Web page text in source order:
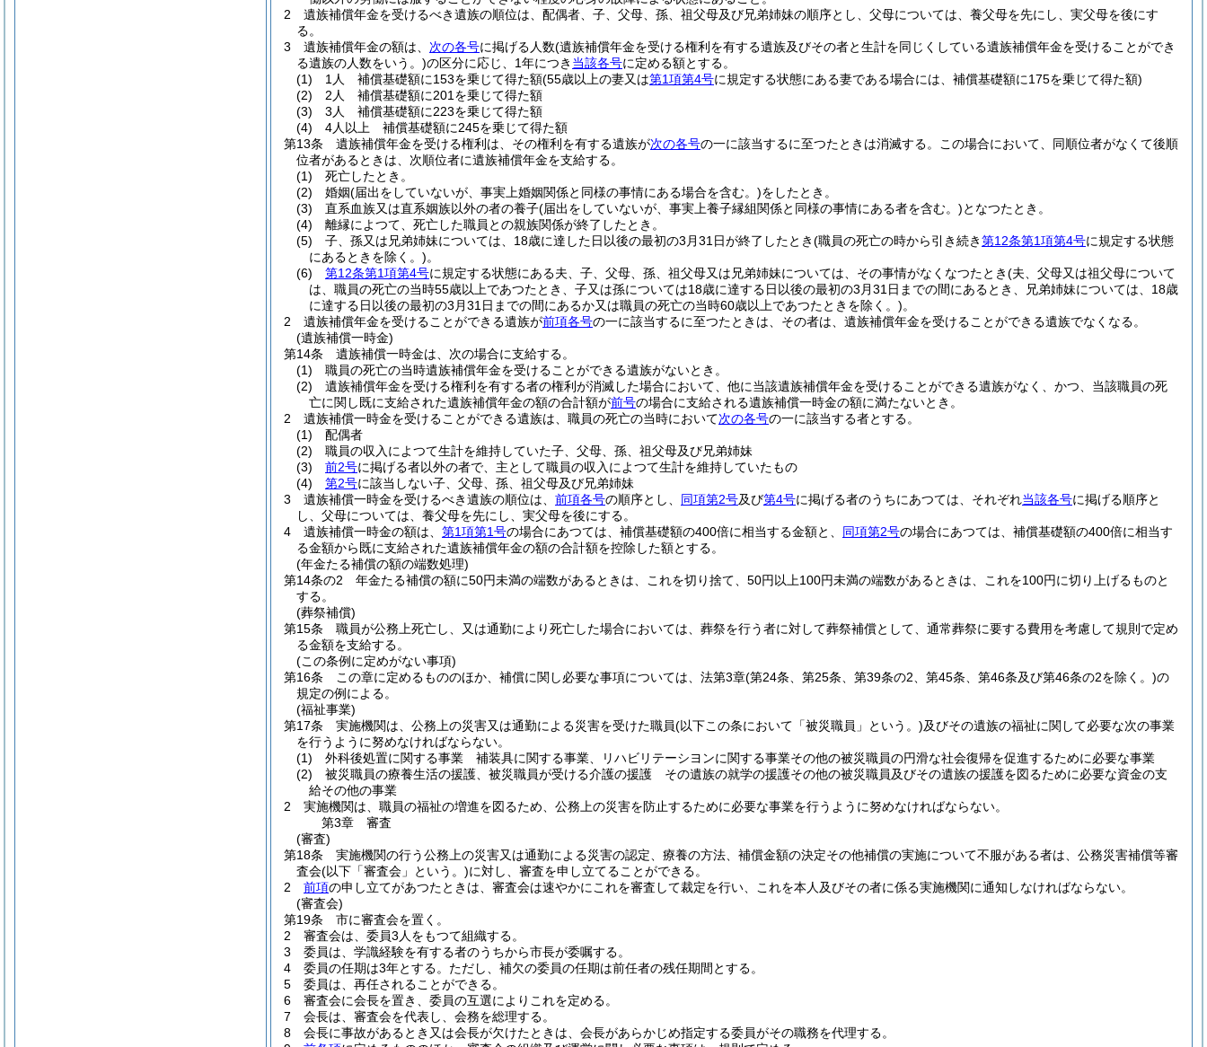
2
遺族補償年金を受けるべき遺族の順位は、配偶者、子、父母、孫、祖父母及び兄弟姉妹の順序とし、父母については、養父母を先にし、実父母を後にす
る。
3
遺族補償年金の額は、 次の各号に掲げる人数(遺族補償年金を受ける権利を有する遺族及びその者と生計を同じくしている遺族補償年金を受けることができ
る遺族の人数をいう。)の区分に応じ、1年につき 当該各号に定める額とする。
(1)
1人 補償基礎額に153を乗じて得た額(55歳以上の妻又は第1項第4号に規定する状態にある妻である場合には、補償基礎額に175を乗じて得た額)
(2)
2人 補償基礎額に201を乗じて得た額
(3)
3人 補償基礎額に223を乗じて得た額
(4)
4人以上 補償基礎額に245を乗じて得た額
第13条
遺族補償年金を受ける権利は、その権利を有する遺族が次の各号の一に該当するに至つたときは消滅する。
この場合において、同順位者がなくて後順
位者があるときは、次順位者に遺族補償年金を支給する。
(1)
死亡したとき。
(2)
婚姻(届出をしていないが、事実上婚姻関係と同様の事情にある場合を含む。)をしたとき。
(3)
直系血族又は直系姻族以外の者の養子(届出をしていないが、事実上養子縁組関係と同様の事情にある者を含む。)となつたとき。
(4)
離縁によつて、死亡した職員との親族関係が終了したとき。
(5)
子、孫又は兄弟姉妹については、18歳に達した日以後の最初の3月31日が終了したとき(職員の死亡の時から引き続き第12条第1項第4号に規定する状態
にあるときを除く。)。
(6)
第12条第1項第4号に規定する状態にある夫、子、父母、孫、祖父母又は兄弟姉妹については、その事情がなくなつたとき(夫、父母又は祖父母について
は、職員の死亡の当時55歳以上であつたとき、子又は孫については18歳に達する日以後の最初の3月31日までの間にあるとき、兄弟姉妹については、18歳
に達する日以後の最初の3月31日までの間にあるか又は職員の死亡の当時60歳以上であつたときを除く。)。
2
遺族補償年金を受けることができる遺族が前項各号の一に該当するに至つたときは、その者は、遺族補償年金を受けることができる遺族でなくなる。
(遺族補償一時金)
第14条
遺族補償一時金は、次の場合に支給する。
(1)
職員の死亡の当時遺族補償年金を受けることができる遺族がないとき。
(2)
遺族補償年金を受ける権利を有する者の権利が消滅した場合において、他に当該遺族補償年金を受けることができる遺族がなく、かつ、当該職員の死
亡に関し既に支給された遺族補償年金の額の合計額が前号の場合に支給される遺族補償一時金の額に満たないとき。
2
遺族補償一時金を受けることができる遺族は、職員の死亡の当時において次の各号の一に該当する者とする。
(1)
配偶者
(2)
職員の収入によつて生計を維持していた子、父母、孫、祖父母及び兄弟姉妹
(3)
前2号に掲げる者以外の者で、主として職員の収入によつて生計を維持していたもの
(4)
第2号に該当しない子、父母、孫、祖父母及び兄弟姉妹
3
遺族補償一時金を受けるべき遺族の順位は、 前項各号の順序とし、 同項第2号及び第4号に掲げる者のうちにあつては、それぞれ当該各号に掲げる順序と
し、父母については、養父母を先にし、実父母を後にする。
4
遺族補償一時金の額は、 第1項第1号の場合にあつては、補償基礎額の400倍に相当する金額と、 同項第2号の場合にあつては、補償基礎額の400倍に相当す
る金額から既に支給された遺族補償年金の額の合計額を控除した額とする。
(年金たる補償の額の端数処理)
第14条の2
年金たる補償の額に50円未満の端数があるときは、これを切り捨て、50円以上100円未満の端数があるときは、これを100円に切り上げるものと
する。
(葬祭補償)
第15条
職員が公務上死亡し、又は通勤により死亡した場合においては、葬祭を行う者に対して葬祭補償として、通常葬祭に要する費用を考慮して規則で定め
る金額を支給する。
(この条例に定めがない事項)
第16条
この章に定めるもののほか、補償に関し必要な事項については、法第3章(第24条、第25条、第39条の2、第45条、第46条及び第46条の2を除く。)の
規定の例による。
(福祉事業)
第17条
実施機関は、公務上の災害又は通勤による災害を受けた職員(以下この条において「被災職員」という。)及びその遺族の福祉に関して必要な次の事業
を行うように努めなければならない。
(1)
外科後処置に関する事業 補装具に関する事業、リハビリテーシヨンに関する事業その他の被災職員の円滑な社会復帰を促進するために必要な事業
(2)
被災職員の療養生活の援護、被災職員が受ける介護の援護 その遺族の就学の援護その他の被災職員及びその遺族の援護を図るために必要な資金の支
給その他の事業
2
実施機関は、職員の福祉の増進を図るため、公務上の災害を防止するために必要な事業を行うように努めなければならない。
第3章
審査
(審査)
第18条
実施機関の行う公務上の災害又は通勤による災害の認定、療養の方法、補償金額の決定その他補償の実施について不服がある者は、公務災害補償等審
査会(以下「審査会」という。)に対し、審査を申し立てることができる。
2
前項の申し立てがあつたときは、審査会は速やかにこれを審査して裁定を行い、これを本人及びその者に係る実施機関に通知しなければならない。
(審査会)
第19条
市に審査会を置く。
2
審査会は、委員3人をもつて組織する。
3
委員は、学識経験を有する者のうちから市長が委嘱する。
4
委員の任期は3年とする。 ただし、補欠の委員の任期は前任者の残任期間とする。
5
委員は、再任されることができる。
6
審査会に会長を置き、委員の互選によりこれを定める。
7
会長は、審査会を代表し、会務を総理する。
8
会長に事故があるとき又は会長が欠けたときは、会長があらかじめ指定する委員がその職務を代理する。